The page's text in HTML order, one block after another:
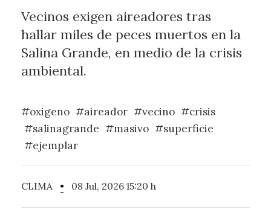
Vecinos exigen aireadores tras
hallar miles de peces muertos en la
Salina Grande, en medio de la crisis
ambiental.
#oxigeno #aireador #vecino #crisis
#salinagrande #masivo #superficie
#ejemplar
CLIMA • 08 Jul, 2026 15:20 h